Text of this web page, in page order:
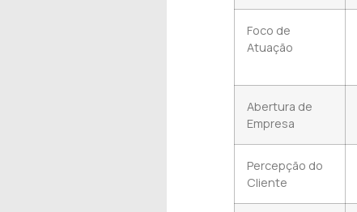
Foco de
Atuação
Abertura de
Empresa
Percepção do
Cliente